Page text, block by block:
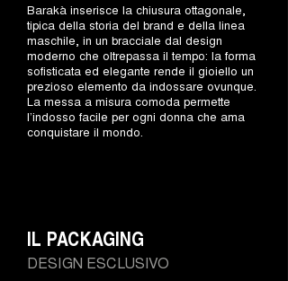
Barakà inserisce la chiusura ottagonale,
tipica della storia del brand e della linea
maschile, in un bracciale dal design
moderno che oltrepassa il tempo: la forma
sofisticata ed elegante rende il gioiello un
prezioso elemento da indossare ovunque.
La messa a misura comoda permette
l’indosso facile per ogni donna che ama
conquistare il mondo.
DESIGN ESCLUSIVO
IL PACKAGING